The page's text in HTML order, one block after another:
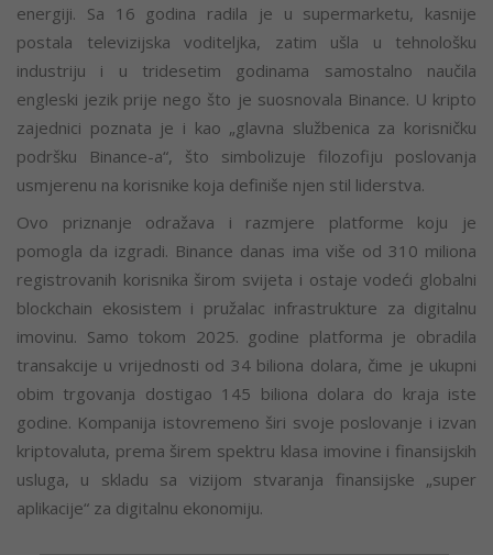
energiji. Sa 16 godina radila je u supermarketu, kasnije
postala televizijska voditeljka, zatim ušla u tehnološku
industriju i u tridesetim godinama samostalno naučila
engleski jezik prije nego što je suosnovala Binance. U kripto
zajednici poznata je i kao „glavna službenica za korisničku
podršku Binance-a“, što simbolizuje filozofiju poslovanja
usmjerenu na korisnike koja definiše njen stil liderstva.
Ovo priznanje odražava i razmjere platforme koju je
pomogla da izgradi. Binance danas ima više od 310 miliona
registrovanih korisnika širom svijeta i ostaje vodeći globalni
blockchain ekosistem i pružalac infrastrukture za digitalnu
imovinu. Samo tokom 2025. godine platforma je obradila
transakcije u vrijednosti od 34 biliona dolara, čime je ukupni
obim trgovanja dostigao 145 biliona dolara do kraja iste
godine. Kompanija istovremeno širi svoje poslovanje i izvan
kriptovaluta, prema širem spektru klasa imovine i finansijskih
usluga, u skladu sa vizijom stvaranja finansijske „super
aplikacije“ za digitalnu ekonomiju.